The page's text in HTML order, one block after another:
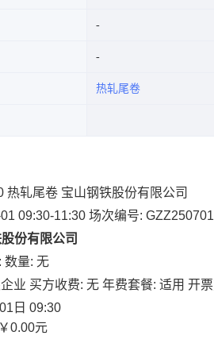
热轧尾卷
热轧尾卷 宝山钢铁股份有限公司
09:30-11:30 场次编号:
份有限公司
数量: 无
业 买方收费: 无 年费套餐: 适用 开
日 09:30
￥0.00元